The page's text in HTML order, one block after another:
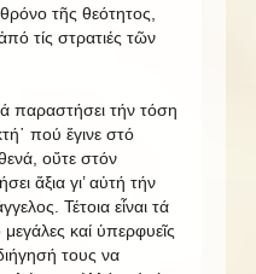
τῆς θεότητος,
τίς στρατιές τῶν
παραστήσει τήν τόση
πού ἔγινε στό
οὔτε στόν
ἄξια γι’ αὐτή τήν
Τέτοια εἶναι τά
καί ὑπερφυεῖς
τους να